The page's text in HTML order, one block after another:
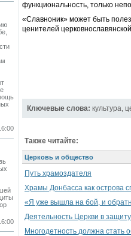
функциональность, только
«Славноник» может быть
ценителей
Ключевые слова: культура,
Также читайте:
Церковь и общество
Путь храмоздателя
Храмы Донбасса как острова
«Я уже вышла на бой, и
Деятельность Церкви в
Многодетность должна стать